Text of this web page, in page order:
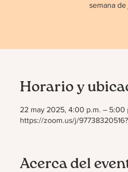
semana
Horario y
22 may 2025, 4:00 p.m. – 5:00
https://zoom.us/j/
Acerca del